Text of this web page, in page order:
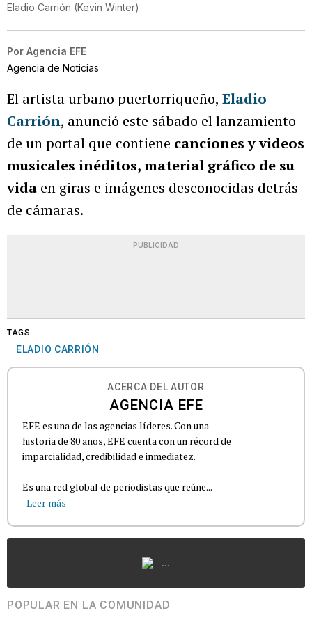
Eladio Carrión (Kevin Winter)
Por Agencia EFE
Agencia de Noticias
El artista urbano puertorriqueño, Eladio
Carrión, anunció este sábado el lanzamiento
de un portal que contiene canciones y videos
musicales inéditos, material gráfico de su
vida en giras e imágenes desconocidas detrás
de cámaras.
PUBLICIDAD
TAGS
ELADIO CARRIÓN
ACERCA DEL AUTOR
AGENCIA EFE
EFE es una de las agencias líderes. Con una
historia de 80 años, EFE cuenta con un récord de
imparcialidad, credibilidad e inmediatez.
Es una red global de periodistas que reúne...
Leer más
...
POPULAR EN LA COMUNIDAD